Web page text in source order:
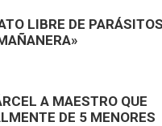
LIBRE DE
A MAESTRO QUE
DE 5 MENORES